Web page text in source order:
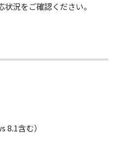
況をご確認ください。
含む）